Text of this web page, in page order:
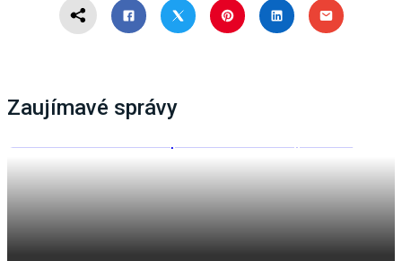
Zaujímavé správy